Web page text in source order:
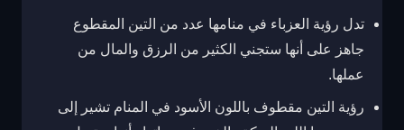
تدل رؤية العزباء في منامها عدد من التين المقطوع
جاهز على أنها ستجني الكثير من الرزق والمال من
عملها.
رؤية التين مقطوف باللون الأسود في المنام تشير إلى